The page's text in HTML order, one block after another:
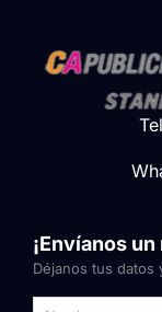
¡Envíanos
Déjanos tus datos